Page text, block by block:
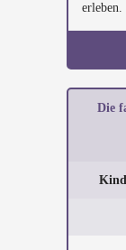
erleben.
Die